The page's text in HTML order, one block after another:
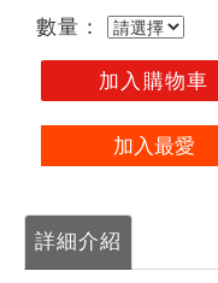
數量：
加入購物車
加入最愛
詳細介紹